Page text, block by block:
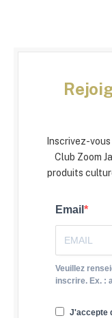
Inscrivez-
Club Zoom
produits
Email
Veuillez
inscrire. Ex. :
J'accepte